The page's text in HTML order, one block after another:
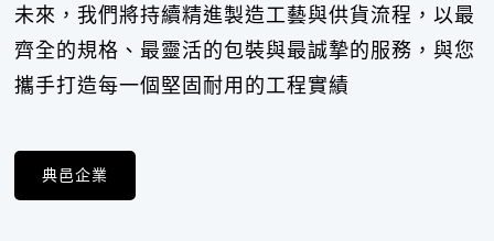
未來，我們將持續精進製造工藝與供貨流程，以最
齊全的規格、最靈活的包裝與最誠摯的服務，與您
攜手打造每一個堅固耐用的工程實績
典邑企業